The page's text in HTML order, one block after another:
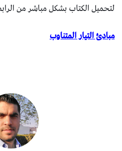
لتحميل الكتاب بشكل مباشر من
مبادئ التيار المتناوب